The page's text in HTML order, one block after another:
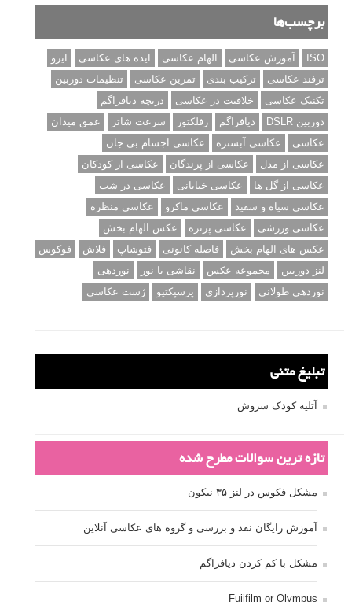
برچسب‌ها
ISO آموزش عکاسی الهام عکاسی ایده های عکاسی
ایزو
ترفند عکاسی
ترکیب بندی تمرین عکاسی
تنظیمات دوربین
تکنیک عکاسی
خلاقیت در عکاسی
دریچه دیافراگم
دوربین DSLR
دیافراگم رفلکتور سرعت شاتر
عمق میدان
عکاسی
عکاسی آبستره
عکاسی اجسام بی جان
عکاسی از مدل
عکاسی از پرندگان
عکاسی از کودکان
عکاسی از گل ها
عکاسی خیابانی
عکاسی در شب
عکاسی سیاه و سفید
عکاسی ماکرو
عکاسی منظره
عکاسی ورزشی
عکاسی پرتره
عکس الهام بخش
عکس های الهام بخش
فاصله کانونی فتوشاپ فلاش
فوکوس
لنز دوربین
مجموعه عکس نقاشی با نور
نوردهی
نوردهی طولانی
نورپردازی پرسپکتیو ژست عکاسی
تبلیغ متنی
آتلیه کودک سروش
تازه ترین سوالات مطرح شده
مشکل فکوس در لنز ۳۵ نیکون
آموزش رایگان نقد و بررسی و گروه های عکاسی آنلاین
مشکل با کم کردن دیافراگم
Fujifilm or Olympus